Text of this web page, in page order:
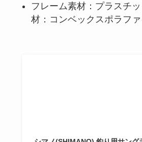
フレーム素材：プラスチ
材：コンベックスポラフ